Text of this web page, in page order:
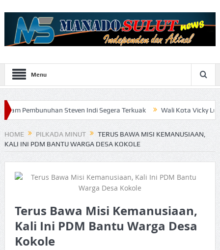
Menu
Steven Indi Segera Terkuak Wali Kota Vicky Lumentut
HOME PILKADA MINUT
TERUS BAWA MISI KEMANUSIAAN,
KALI INI PDM BANTU WARGA DESA KOKOLE
Terus Bawa Misi Kemanusiaan,
Kali Ini PDM Bantu Warga Desa
Kokole